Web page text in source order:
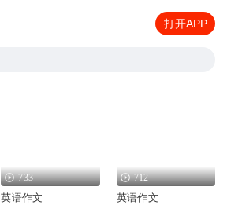
打开APP
733
英语作文
712
英语作文